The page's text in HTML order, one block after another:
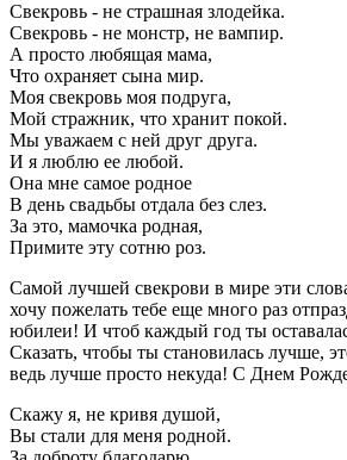
Свекровь - не страшная злодейка.
Свекровь - не монстр, не вампир.
А просто любящая мама,
Что охраняет сына мир.
Моя свекровь моя подруга,
Мой стражник, что хранит покой.
Мы уважаем с ней друг друга.
И я люблю ее любой.
Она мне самое родное
В день свадьбы отдала без слез.
За это, мамочка родная,
Примите эту сотню роз.
Самой лучшей свекрови в мире эти
хочу пожелать тебе еще много раз
юбилеи! И чтоб каждый год ты
Сказать, чтобы ты становилась лучше,
ведь лучше просто некуда! С Днем
Скажу я, не кривя душой,
Вы стали для меня родной.